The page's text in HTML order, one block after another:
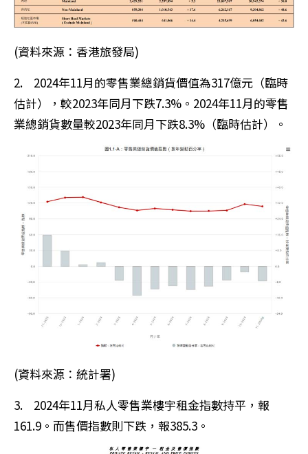
(資料來源：香港旅發局)
2. 2024年11月的零售業總銷貨價值為317億元（臨時
估計），較2023年同月下跌7.3%。2024年11月的零售
業總銷貨數量較2023年同月下跌8.3%（臨時估計）。
(資料來源：統計署)
3. 2024年11月私人零售業樓宇租金指數持平，報
161.9。而售價指數則下跌，報385.3。